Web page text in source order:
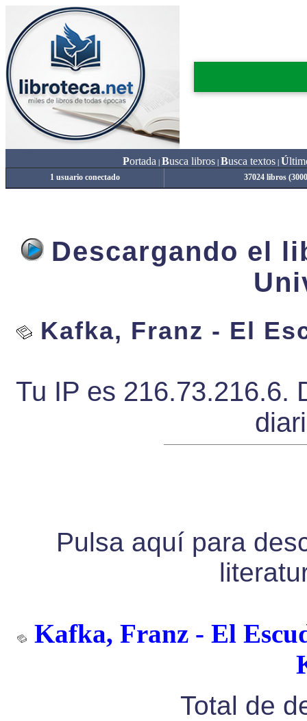
Portada Busca libros| Busca textos| Ú
1 usuario conectado 37024 libros
Descargando el
Kafka, Franz - El
Tu IP es 216.73.216.6.
Pulsa aquí para
Kafka, Franz - El
Total de